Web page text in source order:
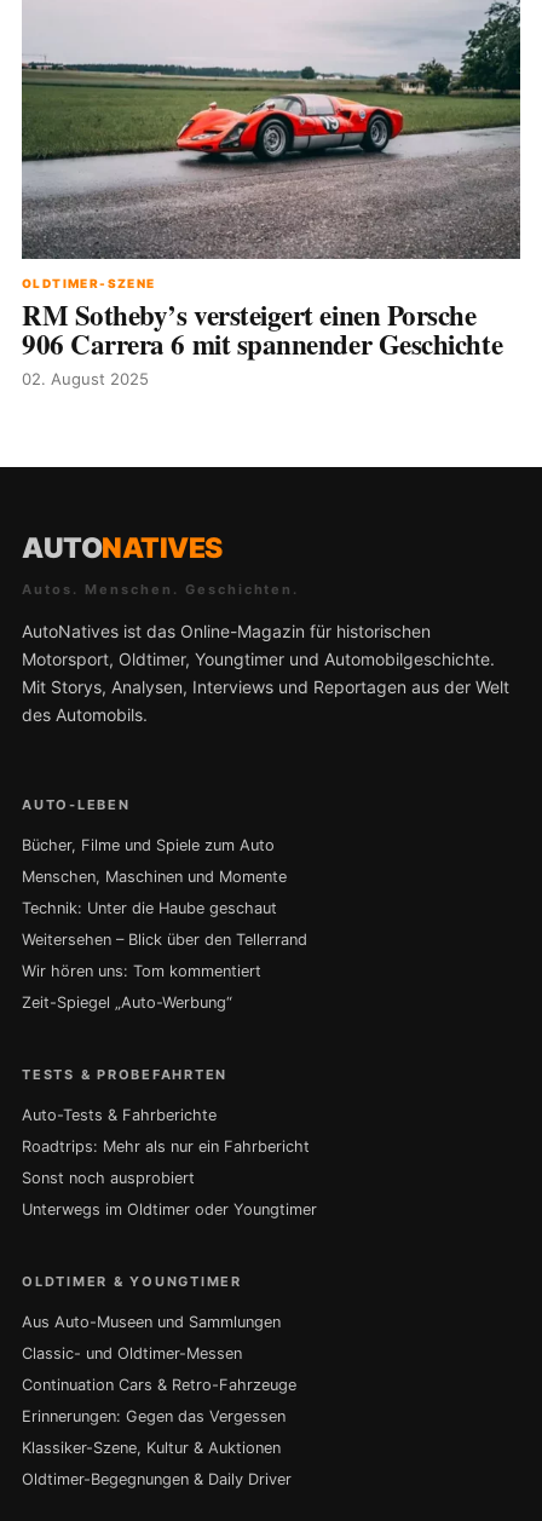
OLDTIMER-SZENE
RM Sotheby’s versteigert einen Porsche
906 Carrera 6 mit spannender Geschichte
02. August 2025
AUTONATIVES
Autos. Menschen. Geschichten.
AutoNatives ist das Online-Magazin für historischen
Motorsport, Oldtimer, Youngtimer und Automobilgeschichte.
Mit Storys, Analysen, Interviews und Reportagen aus der Welt
des Automobils.
AUTO-LEBEN
Bücher, Filme und Spiele zum Auto
Menschen, Maschinen und Momente
Technik: Unter die Haube geschaut
Weitersehen – Blick über den Tellerrand
Wir hören uns: Tom kommentiert
Zeit-Spiegel „Auto-Werbung“
TESTS & PROBEFAHRTEN
Auto-Tests & Fahrberichte
Roadtrips: Mehr als nur ein Fahrbericht
Sonst noch ausprobiert
Unterwegs im Oldtimer oder Youngtimer
OLDTIMER & YOUNGTIMER
Aus Auto-Museen und Sammlungen
Classic- und Oldtimer-Messen
Continuation Cars & Retro-Fahrzeuge
Erinnerungen: Gegen das Vergessen
Klassiker-Szene, Kultur & Auktionen
Oldtimer-Begegnungen & Daily Driver